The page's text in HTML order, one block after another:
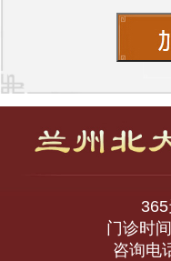
门诊时
咨询电